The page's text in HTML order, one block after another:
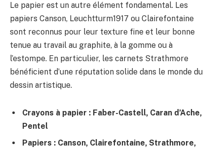
Le papier est un autre élément fondamental. Les
papiers Canson, Leuchtturm1917 ou Clairefontaine
sont reconnus pour leur texture fine et leur bonne
tenue au travail au graphite, à la gomme ou à
l’estompe. En particulier, les carnets Strathmore
bénéficient d’une réputation solide dans le monde du
dessin artistique.
Crayons à papier : Faber-Castell, Caran d’Ache,
Pentel
Papiers : Canson, Clairefontaine, Strathmore,